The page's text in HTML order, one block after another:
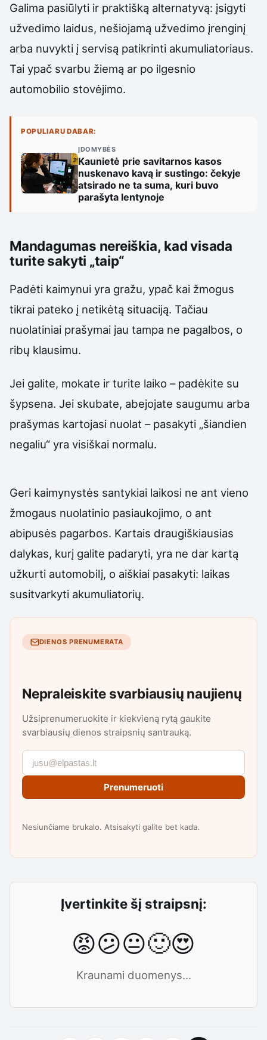
Galima pasiūlyti ir praktišką alternatyvą: įsigyti
užvedimo laidus, nešiojamą užvedimo įrenginį
arba nuvykti į servisą patikrinti akumuliatoriaus.
Tai ypač svarbu žiemą ar po ilgesnio
automobilio stovėjimo.
POPULIARU DABAR:
ĮDOMYBĖS
Kaunietė prie savitarnos kasos
nuskenavo kavą ir sustingo: čekyje
atsirado ne ta suma, kuri buvo
parašyta lentynoje
Mandagumas nereiškia, kad visada
turite sakyti „taip“
Padėti kaimynui yra gražu, ypač kai žmogus
tikrai pateko į netikėtą situaciją. Tačiau
nuolatiniai prašymai jau tampa ne pagalbos, o
ribų klausimu.
Jei galite, mokate ir turite laiko – padėkite su
šypsena. Jei skubate, abejojate saugumu arba
prašymas kartojasi nuolat – pasakyti „šiandien
negaliu“ yra visiškai normalu.
Geri kaimynystės santykiai laikosi ne ant vieno
žmogaus nuolatinio pasiaukojimo, o ant
abipusės pagarbos. Kartais draugiškiausias
dalykas, kurį galite padaryti, yra ne dar kartą
užkurti automobilį, o aiškiai pasakyti: laikas
susitvarkyti akumuliatorių.
DIENOS PRENUMERATA
Nepraleiskite svarbiausių naujienų
Užsiprenumeruokite ir kiekvieną rytą gaukite
svarbiausių dienos straipsnių santrauką.
Prenumeruoti
Nesiunčiame brukalo. Atsisakyti galite bet kada.
Įvertinkite šį straipsnį:
😡😕😐🙂😍
Kraunami duomenys...